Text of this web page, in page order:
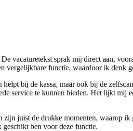
vacaturetekst sprak mij direct aan,
vergelijkbare functie, waardoor ik denk
bij de kassa, maar ook bij de
service te kunnen bieden. Het lijkt mij
juist de drukke momenten, waarop
ben voor deze functie.